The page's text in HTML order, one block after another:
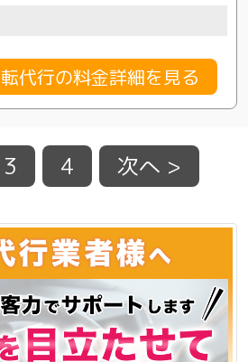
代行の料金詳細を見る
3 4 次へ >